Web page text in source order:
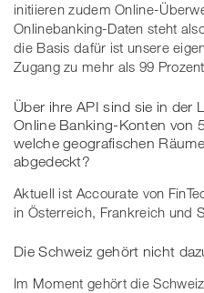
initiieren zudem Online-
Onlinebanking-Daten steht
die Basis dafür ist unsere
Zugang zu mehr als 99
Über ihre API sind sie in der
Online Banking-Konten von
welche geografischen
abgedeckt?
Aktuell ist Accourate von
in Österreich, Frankreich und
Die Schweiz gehört nicht
Im Moment gehört die